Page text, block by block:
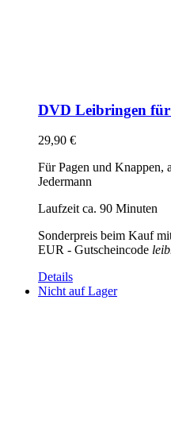
DVD Leibringen
29,90 €
Für Pagen und Knappen,
Jedermann
Laufzeit ca. 90 Minuten
Sonderpreis beim Kauf
EUR - Gutscheincode
Details
Nicht auf Lager